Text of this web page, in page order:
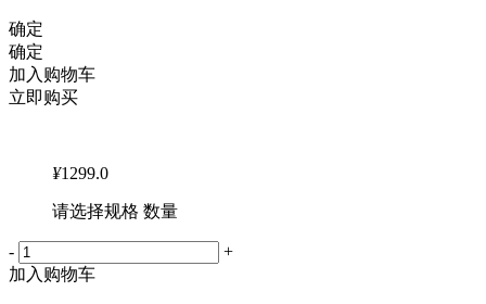
确定
确定
加入购物车
立即购买
¥1299.0
请选择规格 数量
-
+
加入购物车